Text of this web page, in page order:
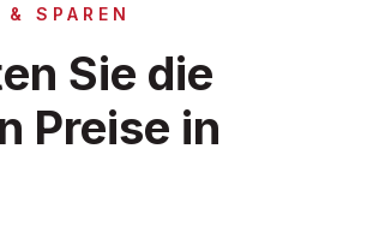
& SPAREN
Sie die
Preise in